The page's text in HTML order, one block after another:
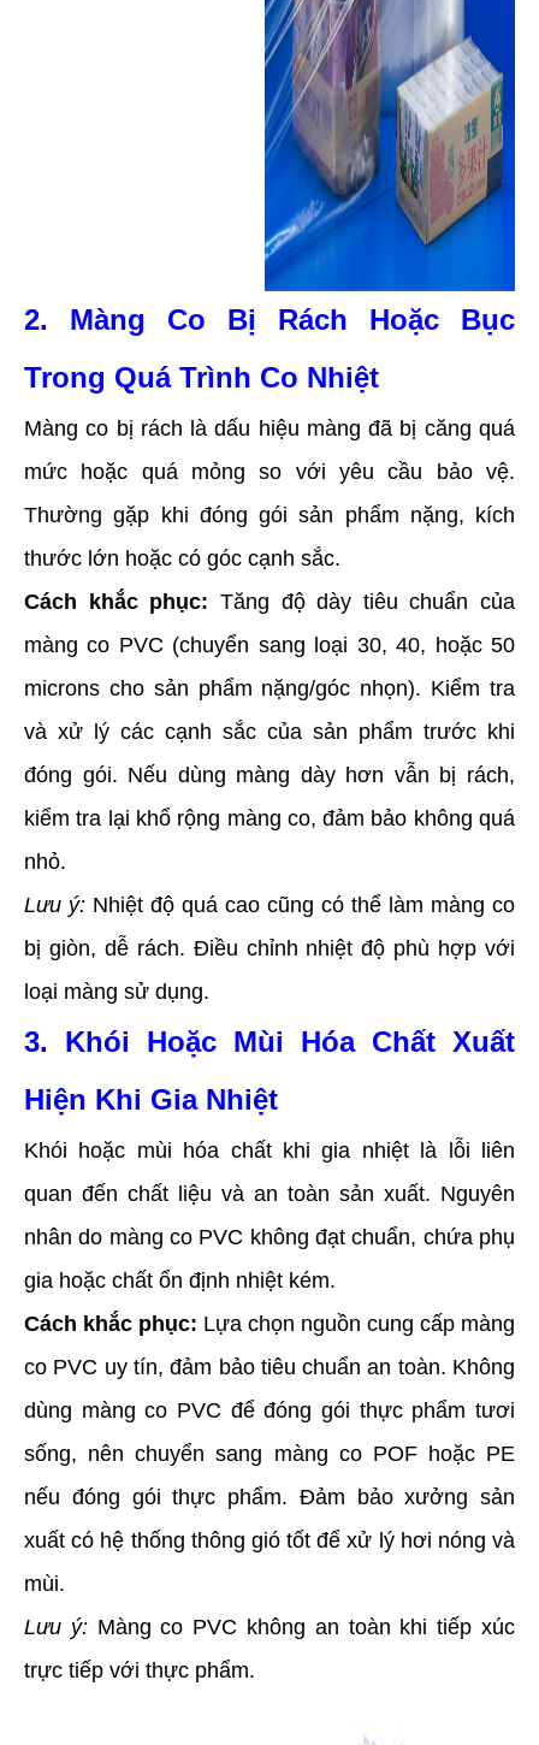
2. Màng Co Bị Rách Hoặc Bục
Trong Quá Trình Co Nhiệt
Màng co bị rách là dấu hiệu màng đã bị căng quá
mức hoặc quá mỏng so với yêu cầu bảo vệ.
Thường gặp khi đóng gói sản phẩm nặng, kích
thước lớn hoặc có góc cạnh sắc.
Cách khắc phục: Tăng độ dày tiêu chuẩn của
màng co PVC (chuyển sang loại 30, 40, hoặc 50
microns cho sản phẩm nặng/góc nhọn). Kiểm tra
và xử lý các cạnh sắc của sản phẩm trước khi
đóng gói. Nếu dùng màng dày hơn vẫn bị rách,
kiểm tra lại khổ rộng màng co, đảm bảo không quá
nhỏ.
Lưu ý: Nhiệt độ quá cao cũng có thể làm màng co
bị giòn, dễ rách. Điều chỉnh nhiệt độ phù hợp với
loại màng sử dụng.
3. Khói Hoặc Mùi Hóa Chất Xuất
Hiện Khi Gia Nhiệt
Khói hoặc mùi hóa chất khi gia nhiệt là lỗi liên
quan đến chất liệu và an toàn sản xuất. Nguyên
nhân do màng co PVC không đạt chuẩn, chứa phụ
gia hoặc chất ổn định nhiệt kém.
Cách khắc phục: Lựa chọn nguồn cung cấp màng
co PVC uy tín, đảm bảo tiêu chuẩn an toàn. Không
dùng màng co PVC để đóng gói thực phẩm tươi
sống, nên chuyển sang màng co POF hoặc PE
nếu đóng gói thực phẩm. Đảm bảo xưởng sản
xuất có hệ thống thông gió tốt để xử lý hơi nóng và
mùi.
Lưu ý:Màng co PVC không an toàn khi tiếp xúc
trực tiếp với thực phẩm.